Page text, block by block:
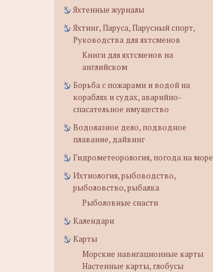
Яхтенные журналы
Яхтинг, Паруса, Парусный спорт,
Руководства для яхтсменов
Книги для яхтсменов на
английском
Борьба с пожарами и водой на
кораблях и судах, аварийно-
спасательное имущество
Водолазное дело, подводное
плавание, дайвинг
Гидрометеорология, погода на море
Ихтиология, рыбоводство,
рыболовство, рыбалка
Рыболовные снасти
Календари
Карты
Морские навигационные карты
Настенные карты, глобусы